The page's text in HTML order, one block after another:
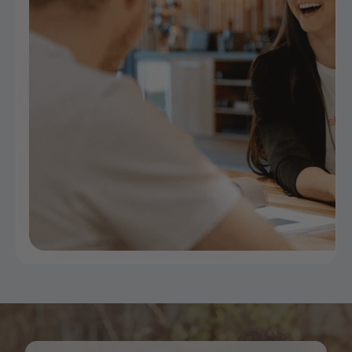
Luovuudellesi ei käytännössä ole rajoja.
Voit asettaa luovia ja monipuolisia tehosteita eri tilojen
avulla. Näin luot jännittäviä valaistuskohtauksia
valaisimen ohjauksen avulla. Säädä valonlähteiden väri ja
kirkkaus tarpeidesi mukaan ja hyödynnä eri värien
Onko sinulla vielä kysyttävää
vedenpitävistä LED-nauhoista?
Onko sinulla lisäkysymyksiä valokatoista tai LED-
nauhoista? Ota sitten yhteyttä asiakaspalvelutiimiimme
puhelimitse tai sähköpostitse. Olemme käytettävissä
tutustua aiheeseen liittyviin usein kysyttyihin